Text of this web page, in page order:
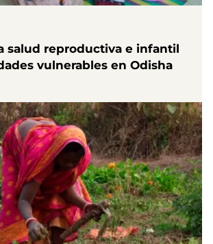
salud reproductiva e infantil
vulnerables en Odisha